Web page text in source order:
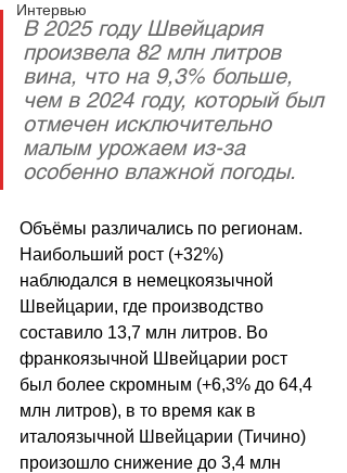
Интервью
В 2025 году Швейцария
произвела 82 млн литров
вина, что на 9,3% больше,
чем в 2024 году, который был
отмечен исключительно
малым урожаем из-за
особенно влажной погоды.
Объёмы различались по регионам.
Наибольший рост (+32%)
наблюдался в немецкоязычной
Швейцарии, где производство
составило 13,7 млн литров. Во
франкоязычной Швейцарии рост
был более скромным (+6,3% до 64,4
млн литров), в то время как в
италоязычной Швейцарии (Тичино)
произошло снижение до 3,4 млн